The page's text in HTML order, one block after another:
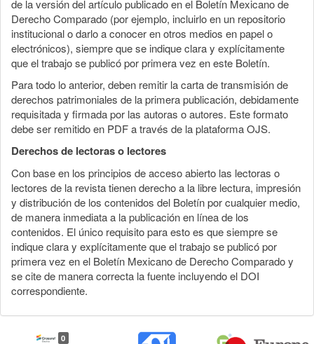
de la versión del artículo publicado en el Boletín Mexicano de
Derecho Comparado (por ejemplo, incluirlo en un repositorio
institucional o darlo a conocer en otros medios en papel o
electrónicos), siempre que se indique clara y explícitamente
que el trabajo se publicó por primera vez en este Boletín.
Para todo lo anterior, deben remitir la carta de transmisión de
derechos patrimoniales de la primera publicación, debidamente
requisitada y firmada por las autoras o autores. Este formato
debe ser remitido en PDF a través de la plataforma OJS.
Derechos de lectoras o lectores
Con base en los principios de acceso abierto las lectoras o
lectores de la revista tienen derecho a la libre lectura, impresión
y distribución de los contenidos del Boletín por cualquier medio,
de manera inmediata a la publicación en línea de los
contenidos. El único requisito para esto es que siempre se
indique clara y explícitamente que el trabajo se publicó por
primera vez en el Boletín Mexicano de Derecho Comparado y
se cite de manera correcta la fuente incluyendo el DOI
correspondiente.
0